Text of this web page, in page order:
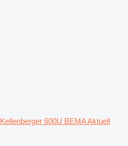
Kellenberger 600U BEMA Aktuell